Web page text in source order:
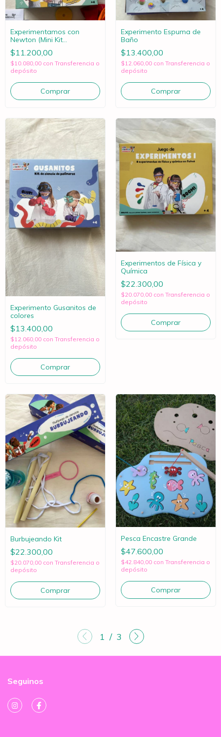
Experimentamos con
Newton (Mini Kit
Experimentos de Fisica)
$11.200,00
$10.080,00 con Transferencia o
depósito
Experimento Espuma de
Baño
$13.400,00
$12.060,00 con Transferencia o
depósito
Experimento Gusanitos de
colores
$13.400,00
$12.060,00 con Transferencia o
depósito
Experimentos de Física y
Química
$22.300,00
$20.070,00 con Transferencia o
depósito
Burbujeando Kit
$22.300,00
$20.070,00 con Transferencia o
depósito
Pesca Encastre Grande
$47.600,00
$42.840,00 con Transferencia o
depósito
1 / 3
Seguinos